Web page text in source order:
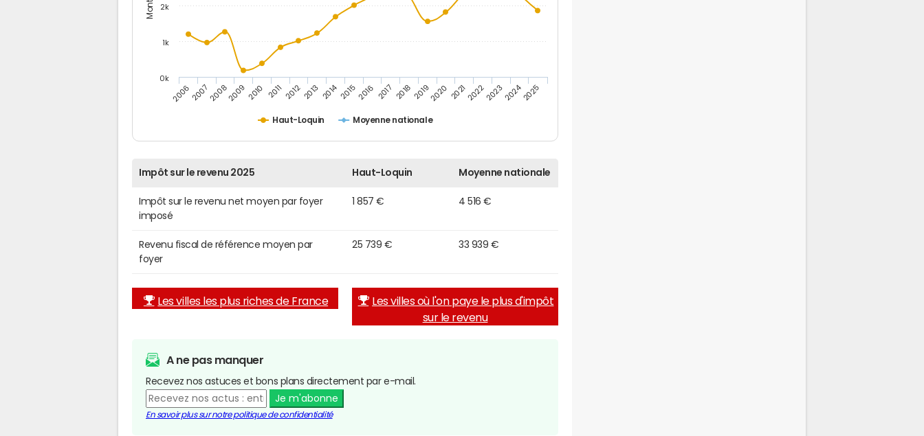
Haut-Loquin Moyenne nationale
20062007200820092010 2011 20122013 201420152016 2017 201820192020 20212022202320242025
0k
1k
2k
Impôt sur le revenu 2025 Haut-Loquin Moyenne nationale
Impôt sur le revenu net moyen par foyer
imposé
1 857 € 4 516 €
Revenu fiscal de référence moyen par
foyer
25 739 € 33 939 €
Les villes les plus riches de France
Les villes où l'on paye le plus d'impôt
sur le revenu
A ne pas manquer
Recevez nos astuces et bons plans directement par e-mail.
Je m'abonne
En savoir plus sur notre politique de confidentialité